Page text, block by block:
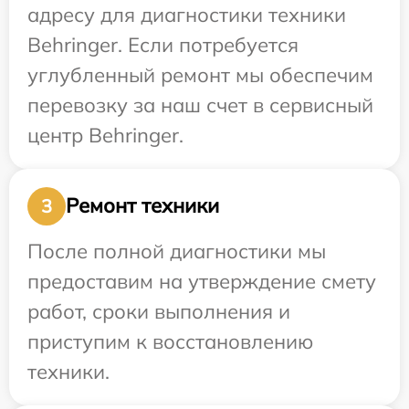
адресу для диагностики техники
Behringer. Если потребуется
углубленный ремонт мы обеспечим
перевозку за наш счет в сервисный
центр Behringer.
3
Ремонт техники
После полной диагностики мы
предоставим на утверждение смету
работ, сроки выполнения и
приступим к восстановлению
техники.